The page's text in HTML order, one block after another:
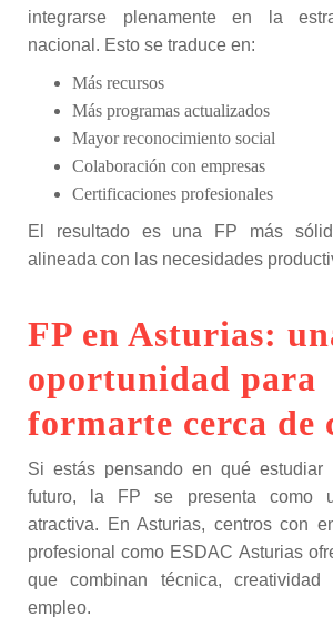
integrarse plenamente en la
nacional. Esto se traduce en:
Más recursos
Más programas actualizados
Mayor reconocimiento social
Colaboración con empresas
Certificaciones profesionales
El resultado es una FP más
alineada con las necesidades
FP en Asturias:
oportunidad para
formarte cerca de
Si estás pensando en qué estudiar
futuro, la FP se presenta como
atractiva. En Asturias, centros con
profesional como ESDAC Asturias
que combinan técnica, creatividad
empleo.